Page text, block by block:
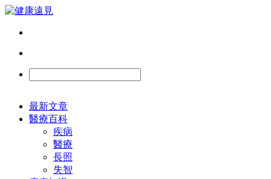
最新文章
醫療百科
疾病
醫療
長照
失智